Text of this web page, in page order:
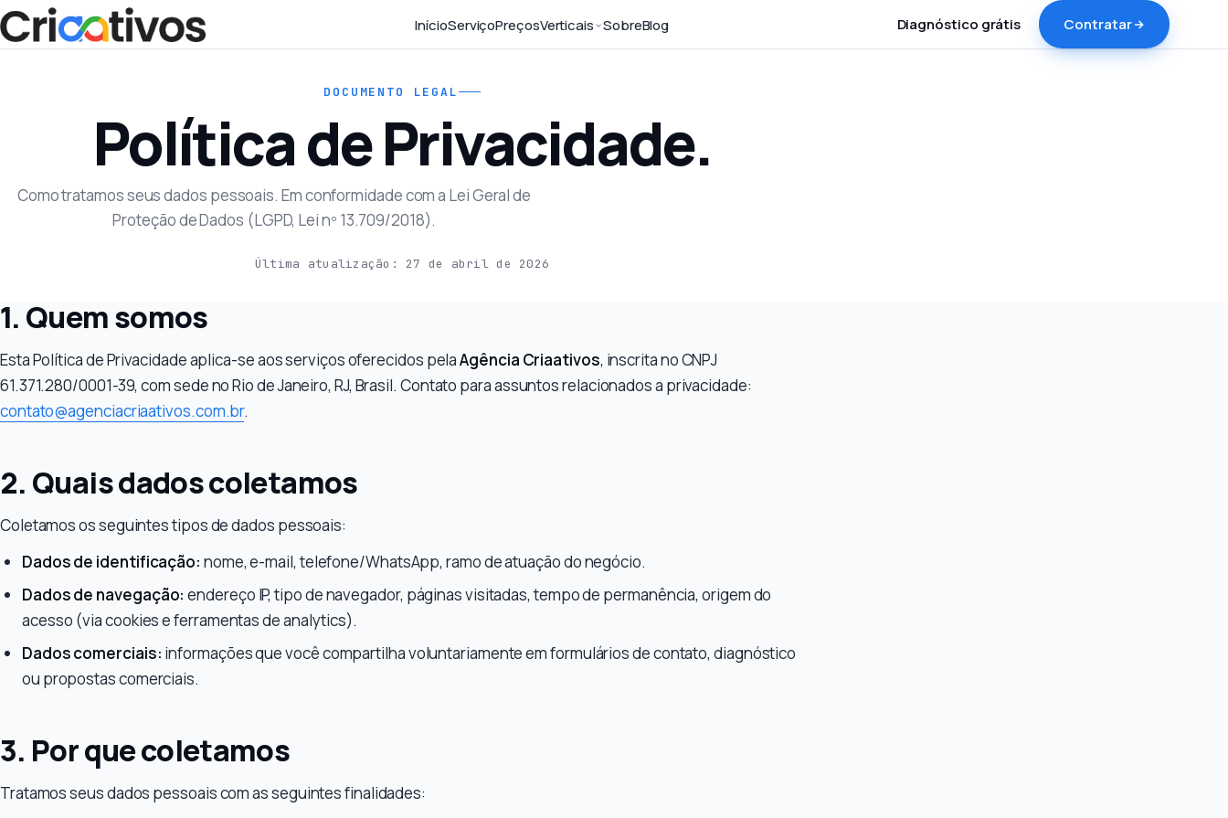
InícioServiçoPreçosVerticais SobreBlog Diagnóstico grátis Contratar
DOCUMENTO LEGAL
Política de Privacidade.
Como tratamos seus dados pessoais. Em conformidade com a Lei Geral de
Proteção de Dados (LGPD, Lei nº 13.709/2018).
Última atualização: 27 de abril de 2026
1. Quem somos
Esta Política de Privacidade aplica-se aos serviços oferecidos pelaAgência Criaativos, inscrita no CNPJ
61.371.280/0001-39, com sede no Rio de Janeiro, RJ, Brasil. Contato para assuntos relacionados a privacidade:
contato@agenciacriaativos.com.br.
2. Quais dados coletamos
Coletamos os seguintes tipos de dados pessoais:
Dados de identificação: nome, e-mail, telefone/WhatsApp, ramo de atuação do negócio.
Dados de navegação: endereço IP, tipo de navegador, páginas visitadas, tempo de permanência, origem do
acesso (via cookies e ferramentas de analytics).
Dados comerciais: informações que você compartilha voluntariamente em formulários de contato, diagnóstico
ou propostas comerciais.
3. Por que coletamos
Tratamos seus dados pessoais com as seguintes finalidades: